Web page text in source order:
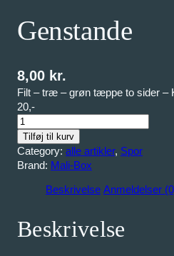
Genstande
8,00 kr.
Filt – træ – grøn tæppe to sider –
20,-
G
e
n
s
d
e
Tilføj til kurv
Category: alle artikler, Spor
Brand: Mali-Box
Beskrivelse Anmeldelser
Beskrivelse